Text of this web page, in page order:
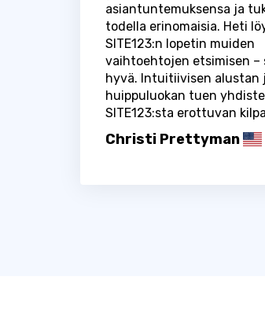
asiantuntemuksensa ja
todella erinomaisia. Heti
SITE123:n lopetin muiden
vaihtoehtojen etsimisen –
hyvä. Intuitiivisen alustan
huippuluokan tuen
SITE123:sta erottuvan
Christi Prettyman